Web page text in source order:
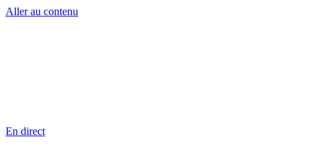
Aller au contenu
En direct